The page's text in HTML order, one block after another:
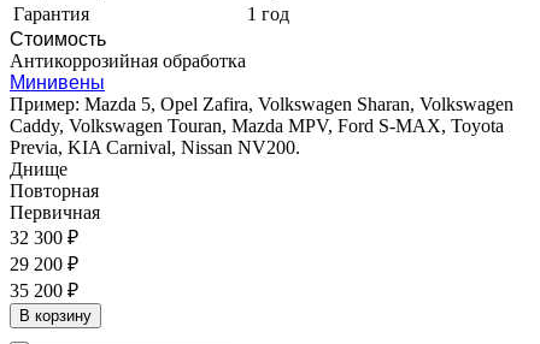
Гарантия
1 год
Стоимость
Антикоррозийная обработка
Минивены
Пример: Mazda 5, Opel Zafira, Volkswagen Sharan, Volkswagen
Caddy, Volkswagen Touran, Mazda MPV, Ford S-MAX, Toyota
Previa, KIA Carnival, Nissan NV200.
Днище
Повторная
Первичная
32 300 ₽
29 200 ₽
35 200 ₽
В корзину